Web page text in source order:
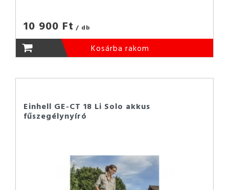
10 900 Ft / db
Kosárba rakom
Einhell GE-CT 18 Li Solo akkus
fűszegélynyíró